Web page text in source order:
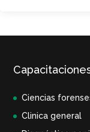
Ciencias
Clinica general